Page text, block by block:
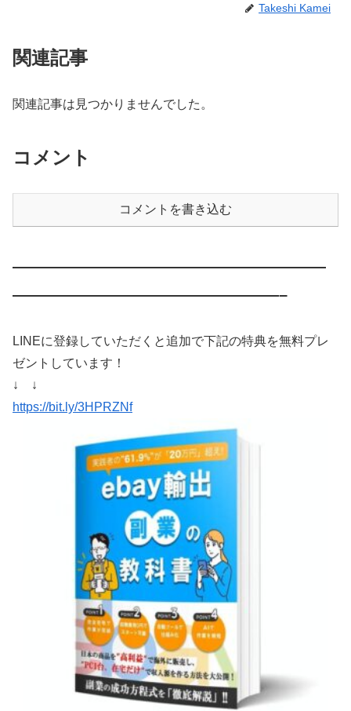
Takeshi Kamei
関連記事
関連記事は見つかりませんでした。
コメント
コメントを書き込む
————————————————————
—————————————————–
LINEに登録していただくと追加で下記の特典を無料プレ
ゼントしています！
↓ ↓
https://bit.ly/3HPRZNf